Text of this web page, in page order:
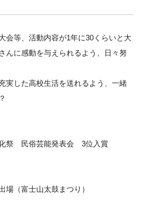
会等、活動内容が1年に30くらいと大
んに感動を与えられるよう、日々努
実した高校生活を送れるよう、一緒
祭 民俗芸能発表会 3位入賞
場（富士山太鼓まつり）